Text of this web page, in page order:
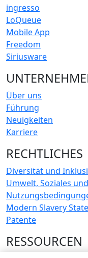
ingresso
LoQueue
Mobile App
Freedom
Siriusware
Über uns
Führung
Neuigkeiten
Karriere
RECHTLICHES
Diversität und
Umwelt, Soziales
Modern Slavery
Patente
RESSOURCEN